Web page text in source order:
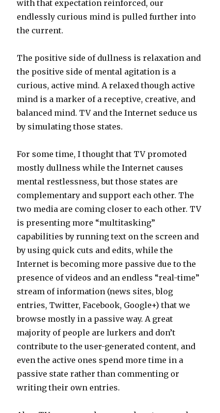
with that expectation reinforced, our
endlessly curious mind is pulled further into
the current.
The positive side of dullness is relaxation and
the positive side of mental agitation is a
curious, active mind. A relaxed though active
mind is a marker of a receptive, creative, and
balanced mind. TV and the Internet seduce us
by simulating those states.
For some time, I thought that TV promoted
mostly dullness while the Internet causes
mental restlessness, but those states are
complementary and support each other. The
two media are coming closer to each other. TV
is presenting more “multitasking”
capabilities by running text on the screen and
by using quick cuts and edits, while the
Internet is becoming more passive due to the
presence of videos and an endless “real-time”
stream of information (news sites, blog
entries, Twitter, Facebook, Google+) that we
browse mostly in a passive way. A great
majority of people are lurkers and don’t
contribute to the user-generated content, and
even the active ones spend more time in a
passive state rather than commenting or
writing their own entries.